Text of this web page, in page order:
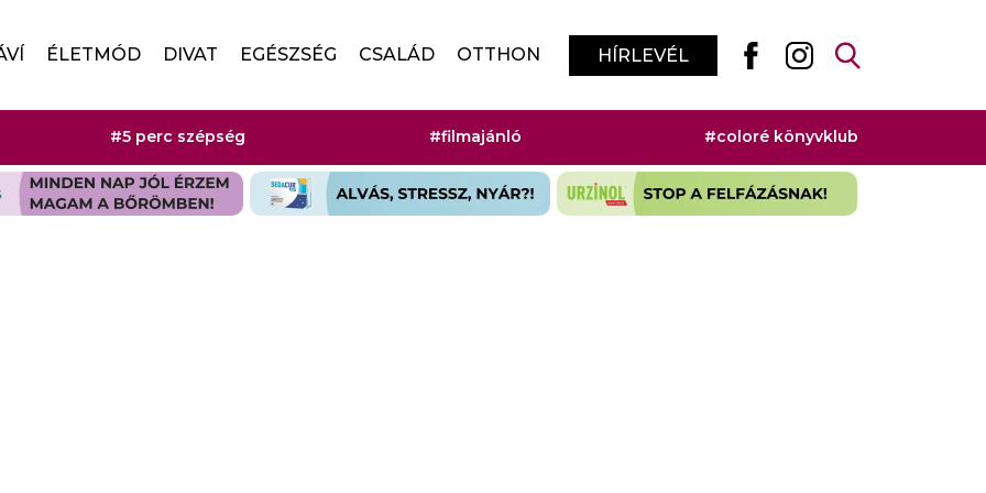
ÉLETMÓD DIVAT EGÉSZSÉG CSALÁD OTTHON HÍRLEVÉL
#5 perc szépség #filmajánló #coloré könyvklub